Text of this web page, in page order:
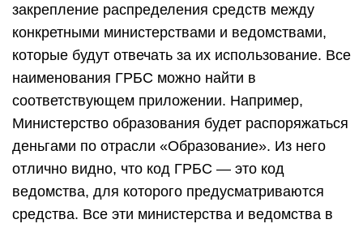
закрепление распределения средств между
конкретными министерствами и ведомствами,
которые будут отвечать за их использование. Все
наименования ГРБС можно найти в
соответствующем приложении. Например,
Министерство образования будет распоряжаться
деньгами по отрасли «Образование». Из него
отлично видно, что код ГРБС — это код
ведомства, для которого предусматриваются
средства. Все эти министерства и ведомства в